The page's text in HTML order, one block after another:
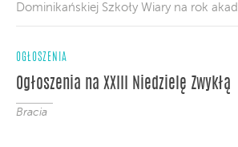
Dominikańskiej Szkoły Wiary na rok
OGŁOSZENIA
Ogłoszenia na XXIII Niedzielę Zwykłą
Bracia